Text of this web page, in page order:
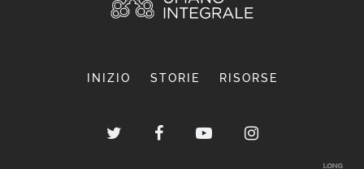
INIZIO STORIE RISORSE